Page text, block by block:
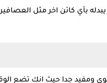
بأي كائن اخر مثل العصافير
ومفيد جدا حيث انك تضع